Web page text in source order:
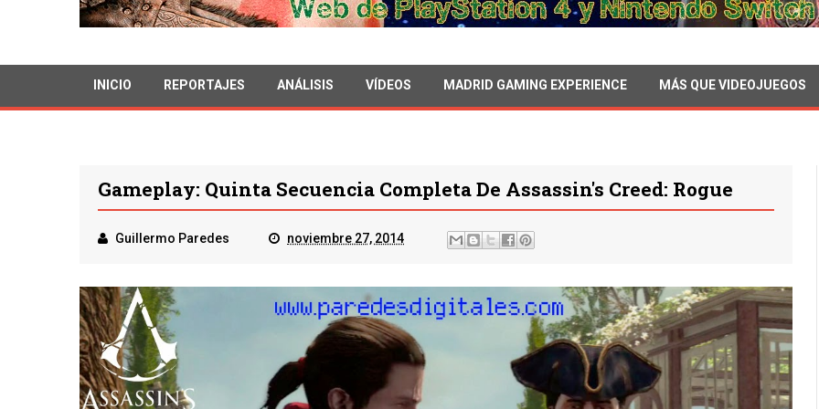
INICIO REPORTAJES ANÁLISIS VÍDEOS MADRID GAMING EXPERIENCE MÁS QUE VIDEOJUEGOS
Gameplay: Quinta Secuencia Completa De Assassin's Creed: Rogue
Guillermo Paredes noviembre 27, 2014